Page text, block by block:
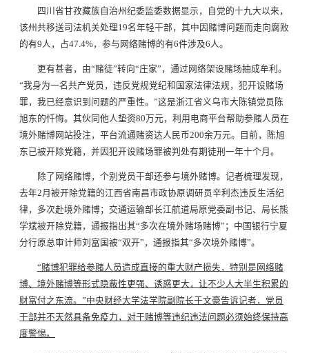
四川省甘孜藏族自治州纪委监委数据显示，自党的十九大以来，
该州共移送司法机关处理19名年轻干部，其中因赌博问题而走向腐败
的有9人，占47.4%，参与网络赌博的有6件涉及6人。
更有甚者，由“赌徒”转向“庄家”，通过网络架设赌场抽成牟利。
“我身为一名共产党员，违反党规党纪和国家法律法规，犯开设赌场
罪，我已经意识到问题的严重性。”这是浙江省义乌市大陈镇党员陈
旭东的忏悔。其伙同他人垫资80万元，利用电商平台帮助参赌人员在
境外赌博网站投注，平台流通赌资达人民币200余万元。目前，陈旭
东已被开除党籍，并因犯开设赌场罪被判处有期徒刑一年十个月。
除了网络赌博，个别党员干部还参与境外赌博。记者梳理发现，
去年2月被开除党籍的江西省南昌市政协原调研员辛利杰违反生活纪
律，多次赴境外赌博；交通运输部长江航道局原党委副书记、局长熊
学斌被开除党籍，通报指出其“多次在境外赌场赌博”；中国银行宁夏
分行原总审计师刘富国被“双开”，通报指其“多次境外赌博”。
“赌博犯罪给参赌人员造成直接的重大财产损失，特别是网络赌
博、境外赌博等形式隐蔽性更强、诱惑更大，让不少人大半生积累的
财富付之东流。”中央财经大学法学院副院长于文豪告诉记者，党员
干部并不天然具备免疫力，对于赌博等违纪违法问题必须始终保持高
度警惕。